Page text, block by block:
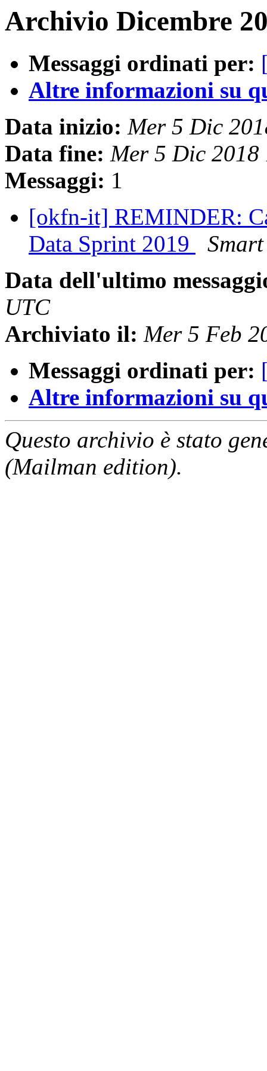
Archivio Dicembre
Messaggi ordinati per:
Altre informazioni su
Data inizio: Mer 5 Dic
Data fine: Mer 5 Dic
Messaggi: 1
[okfn-it] REMINDER:
Data Sprint 2019
Data dell'ultimo
UTC
Archiviato il: Mer 5 Feb
Messaggi ordinati per:
Altre informazioni su
Questo archivio è stato
(Mailman edition).